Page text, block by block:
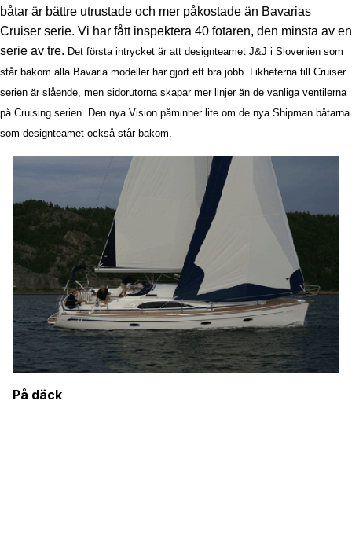
båtar är bättre utrustade och mer påkostade än Bavarias
Cruiser serie. Vi har fått inspektera 40 fotaren, den minsta av en
serie av tre. Det första intrycket är att designteamet J&J i Slovenien som
står bakom alla Bavaria modeller har gjort ett bra jobb. Likheterna till Cruiser
serien är slående, men sidorutorna skapar mer linjer än de vanliga ventilerna
på Cruising serien. Den nya Vision påminner lite om de nya Shipman båtarna
som designteamet också står bakom.
På däck